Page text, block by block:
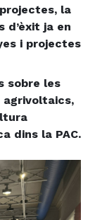
la
d’èxit ja en
i projectes
sobre les
agrivoltaics,
dins la PAC.